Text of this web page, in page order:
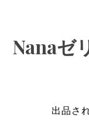
Nanaゼ
出品さ